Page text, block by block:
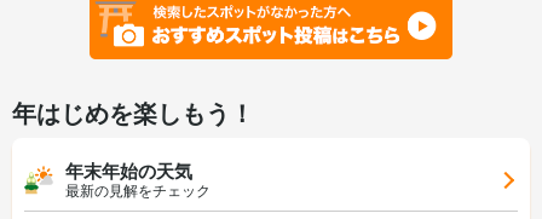
年はじめを楽しもう！
年末年始の天気
最新の見解をチェック